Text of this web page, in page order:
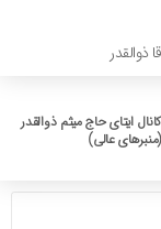
ایتای حاج میثم ذوالقدر
عالی)